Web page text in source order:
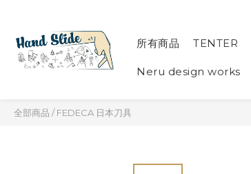
所有商品 TENTER
Neru design works
全部商品 /FEDECA 日本刀具